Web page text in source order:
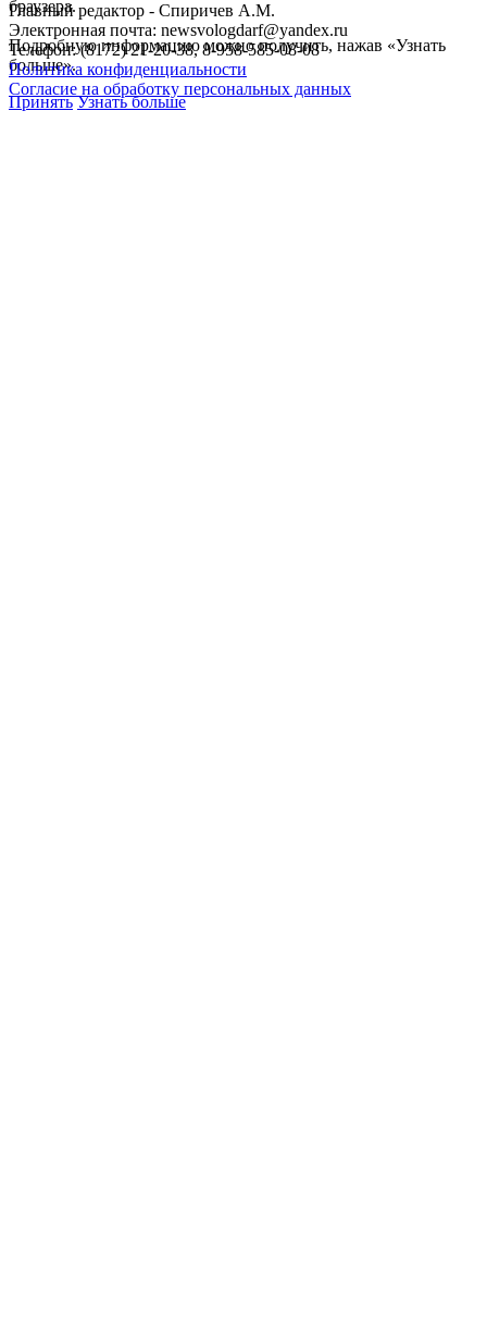
Главный редактор - Спиричев А.М.
Электронная почта: newsvologdarf@yandex.ru
Телефон: (8172) 21-20-38, 8-958-585-08-08
Политика конфиденциальности
Согласие на обработку персональных данных
браузера.
Подробную информацию можно получить, нажав «Узнать
больше».
Принять Узнать больше